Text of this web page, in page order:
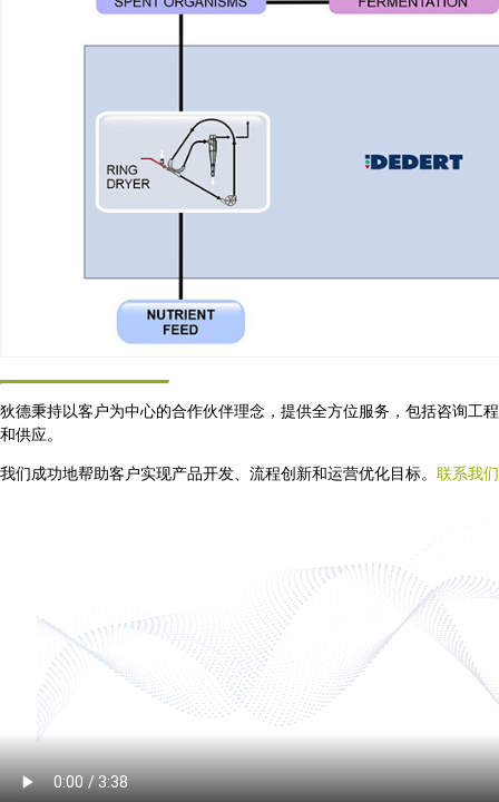
狄德秉持以客户为中心的合作伙伴理念，提供全方位服务，包括咨询工
和供应。
我们成功地帮助客户实现产品开发、流程创新和运营优化目标。 联系我们